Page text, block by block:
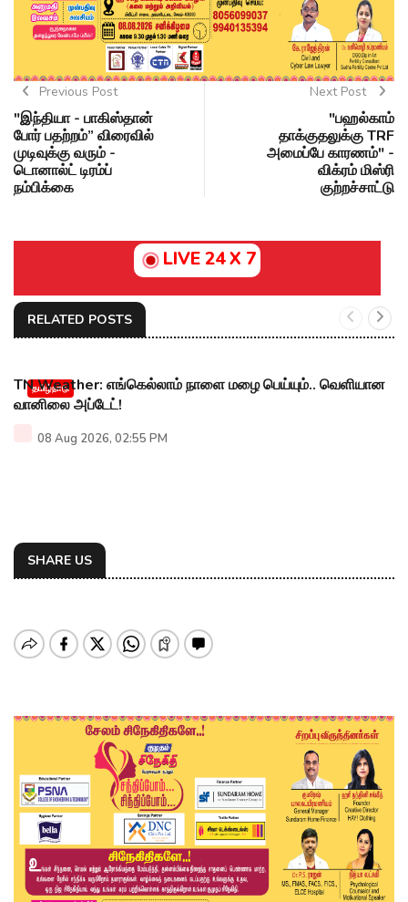
Previous Post
"இந்தியா - பாகிஸ்தான்
போர் பதற்றம்” விரைவில்
முடிவுக்கு வரும் -
டொனால்ட் டிரம்ப்
நம்பிக்கை
Next Post
"பஹல்காம்
தாக்குதலுக்கு TRF
அமைப்பே காரணம்" -
விக்ரம் மிஸ்ரி
குற்றச்சாட்டு
LIVE 24 X 7
RELATED POSTS
தமிழ்நாடு
TN Weather: எங்கெல்லாம் நாளை மழை பெய்யும்.. வெளியான
வானிலை அப்டேட்!
08 Aug 2026, 02:55 PM
SHARE US